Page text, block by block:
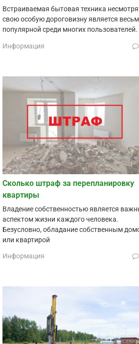
Встраиваемая бытовая техника
свою особую дороговизну является
популярной среди многих пользователей.
Информация
Сколько штраф за перепланировку
квартиры
Владение собственностью является
аспектом жизни каждого человека.
Безусловно, обладание собственным
или квартирой
Информация